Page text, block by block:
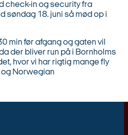
check-in og security fra
søndag 18. juni så mød op i
min før afgang og gaten vil
der bliver run på i Bornholms
hvor vi har rigtig mange fly
og Norwegian